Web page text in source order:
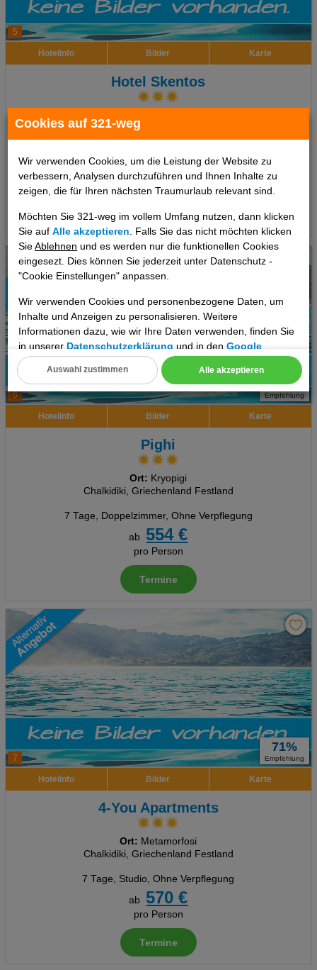
Cookies auf 321-weg
Wir verwenden Cookies, um die Leistung der Website zu
verbessern, Analysen durchzuführen und Ihnen Inhalte zu
zeigen, die für Ihren nächsten Traumurlaub relevant sind.
Möchten Sie 321-weg im vollem Umfang nutzen, dann klicken
Sie aufAlle akzeptieren . Falls Sie das nicht möchten klicken
SieAblehnen und es werden nur die funktionellen Cookies
eingesezt. Dies können Sie jederzeit unter Datenschutz -
"Cookie Einstellungen" anpassen.
Wir verwenden Cookies und personenbezogene Daten, um
Inhalte und Anzeigen zu personalisieren. Weitere
Informationen dazu, wie wir Ihre Daten verwenden, finden Sie
in unsererDatenschutzerklärung und in denGoogle
Datenschutz- und Nutzungsbedingungen
Cookie Einstellungen
Erweiterte Einstellungen
Alle akzeptieren
Auswahl zustimmen
5
Hotelinfo Bilder Karte
Hotel Skentos
Chalkidiki, Griechenland Festland
ab 534 €
pro Person
Termine
6
100%
Empfehlung
Hotelinfo Bilder Karte
Pighi
Ort: Kryopigi
Chalkidiki, Griechenland Festland
7 Tage, Doppelzimmer, Ohne Verpflegung
ab
554 €
pro Person
Termine
7
71%
Empfehlung
Hotelinfo Bilder Karte
4-You Apartments
Ort: Metamorfosi
Chalkidiki, Griechenland Festland
7 Tage, Studio, Ohne Verpflegung
ab
570 €
pro Person
Termine